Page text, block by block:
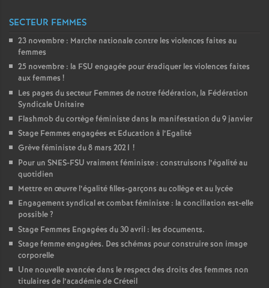
SECTEUR FEMMES
23 novembre : Marche nationale contre les violences faites au
femmes
25 novembre : la FSU engagée pour éradiquer les violences faites
aux femmes !
Les pages du secteur Femmes de notre fédération, la Fédération
Syndicale Unitaire
Flashmob du cortège féministe dans la manifestation du 9 janvier
Stage Femmes engagées et Education à l’Egalité
Grève féministe du 8 mars 2021 !
Pour un SNES-FSU vraiment féministe : construisons l’égalité au
quotidien
Mettre en œuvre l’égalité filles-garçons au collège et au lycée
Engagement syndical et combat féministe : la conciliation est-elle
possible?
Stage Femmes Engagées du 30 avril : les documents.
Stage femme engagées. Des schémas pour construire son image
corporelle
Une nouvelle avancée dans le respect des droits des femmes non
titulaires de l’académie de Créteil